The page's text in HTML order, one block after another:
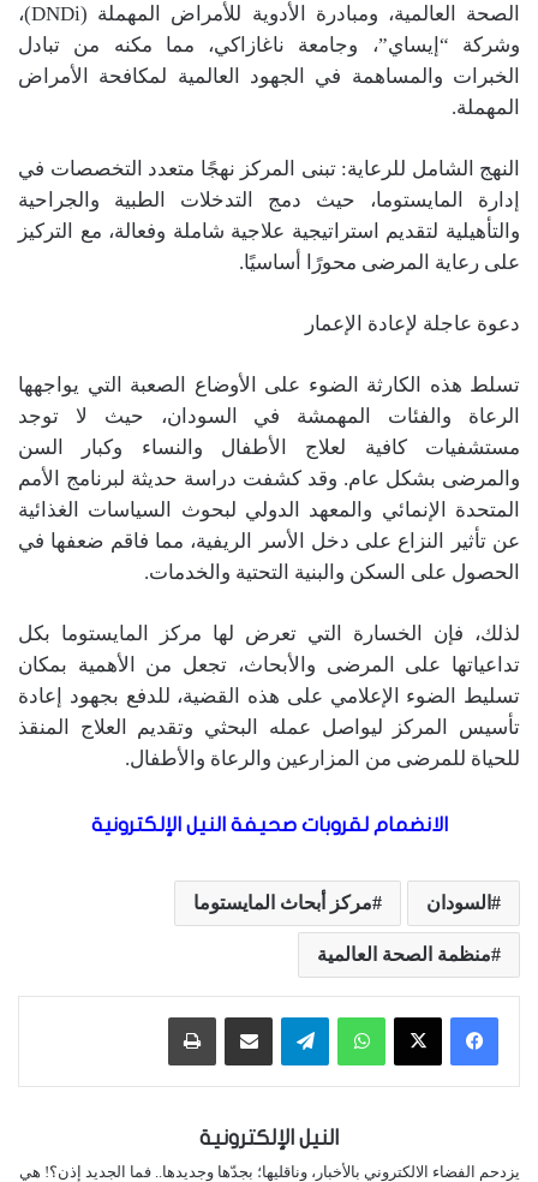
الصحة العالمية، ومبادرة الأدوية للأمراض المهملة (DNDi)،
وشركة “إيساي”، وجامعة ناغازاكي، مما مكنه من تبادل
الخبرات والمساهمة في الجهود العالمية لمكافحة الأمراض
المهملة.
النهج الشامل للرعاية: تبنى المركز نهجًا متعدد التخصصات في
إدارة المايستوما، حيث دمج التدخلات الطبية والجراحية
والتأهيلية لتقديم استراتيجية علاجية شاملة وفعالة، مع التركيز
على رعاية المرضى محورًا أساسيًا.
دعوة عاجلة لإعادة الإعمار
تسلط هذه الكارثة الضوء على الأوضاع الصعبة التي يواجهها
الرعاة والفئات المهمشة في السودان، حيث لا توجد
مستشفيات كافية لعلاج الأطفال والنساء وكبار السن
والمرضى بشكل عام. وقد كشفت دراسة حديثة لبرنامج الأمم
المتحدة الإنمائي والمعهد الدولي لبحوث السياسات الغذائية
عن تأثير النزاع على دخل الأسر الريفية، مما فاقم ضعفها في
الحصول على السكن والبنية التحتية والخدمات.
لذلك، فإن الخسارة التي تعرض لها مركز المايستوما بكل
تداعياتها على المرضى والأبحاث، تجعل من الأهمية بمكان
تسليط الضوء الإعلامي على هذه القضية، للدفع بجهود إعادة
تأسيس المركز ليواصل عمله البحثي وتقديم العلاج المنقذ
للحياة للمرضى من المزارعين والرعاة والأطفال.
الانضمام لقروبات صحيفة النيل الإلكترونية
السودان مركز أبحاث المايستوما
منظمة الصحة العالمية
واتساب تيلقرام مشاركة عبر البريد طباعة
النيل الإلكترونية
يزدحم الفضاء الالكتروني بالأخبار، وناقليها؛ بجدّها وجديدها.. فما الجديد إذن؟! هي